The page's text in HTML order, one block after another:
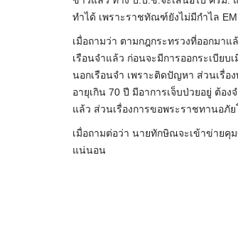
ทำได้ เพราะราชทัณฑ์ยังไม่มีกำไล
เมื่อถามว่า ตามกฎกระทรวงที่ออกมา
เรือนจำแล้ว ก่อนจะมีการออกระเบียบ
นอกเรือนจำ เพราะติดปัญหา ส่วนเรื่อ
อายุเกิน 70 ปี มีอาการเจ็บป่วยอยู่ ต้อ
แล้ว ส่วนเรื่องการขอพระราชทานอ
เมื่อถามต่อว่า นายทักษิณจะเข้าข่ายคุ
แน่นอน